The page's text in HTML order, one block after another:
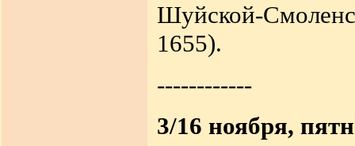
Шуйской-
1655).
------------
3/16 ноября,